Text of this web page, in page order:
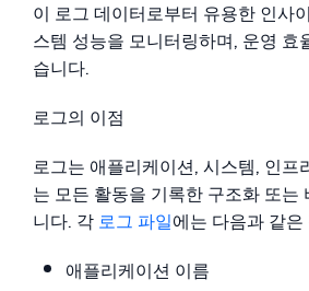
신뢰할 수 있고 인증된
이 로그 데이터로부터 유용한 인사
스템 성능을 모니터링하며, 운영 효
습니다.
로그의 이점
로그는 애플리케이션, 시스템, 인프
는 모든 활동을 기록한 구조화 또는
니다. 각 로그 파일에는 다음과 같
애플리케이션 이름